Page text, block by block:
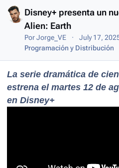
Disney+ presenta un
Alien: Earth
PorJorge_VE July 17,
Programación y Distribución
La serie dramática de
estrena el martes 12 de
en Disney+